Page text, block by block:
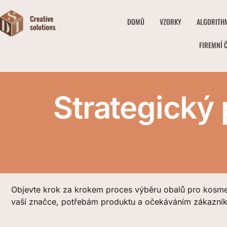
DOMŮ VZORKY
FIREMNÍ
Strategický
Objevte krok za krokem proces výběru obalů pro
vaší značce, potřebám produktu a očekáváním